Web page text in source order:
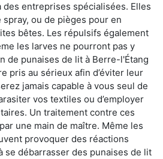
entreprises spécialisées. Elles
ou de pièges pour en
bêtes. Les répulsifs également
les larves ne pourront pas y
de punaises de lit à Berre-l'Étang
pris au sérieux afin d’éviter leur
jamais capable à vous seul de
vos textiles ou d’employer
Un traitement contre ces
une main de maître. Même les
provoquer des réactions
se débarrasser des punaises de lit